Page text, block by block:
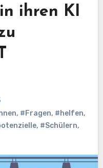
ihren KI
, #Fragen, #helfen,
, #Schülern,